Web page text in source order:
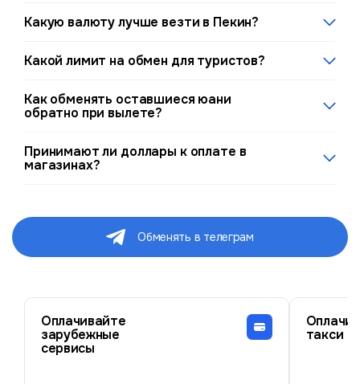
Какую валюту лучше везти в Пекин?
EUR тоже принимают, но курс чуть хуже. Рубли
Лучшее решение —виртуальная карта
рублями, тратите долларами автоматически.
Какой лимит на обмен для туристов?
дополнительных документов; свыше — потребуются
документы. Виртуальная карта не имеет лимитов на
Как обменять оставшиеся юани
обратно при вылете?
обмене. Квитанция действительна 24 месяца. Без
квитанции вам откажут.
Принимают ли доллары к оплате в
магазинах?
картой, конвертация автоматическая.
Обменять в телеграм
Оплачивайте
зарубежные
сервисы
такси